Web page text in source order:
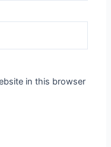
in this browser